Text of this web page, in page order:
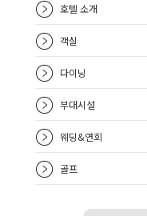
호텔 소개
객실
다이닝
부대시설
웨딩&연회
골프